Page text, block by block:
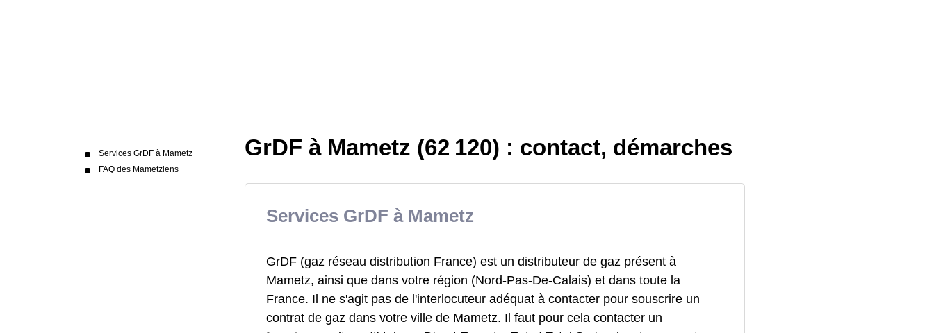
Services GrDF à Mametz
FAQ des Mametziens
GrDF à Mametz (62 120) : contact, démarches
Services GrDF à Mametz
GrDF (gaz réseau distribution France) est un distributeur de gaz présent à
Mametz, ainsi que dans votre région (Nord-Pas-De-Calais) et dans toute la
France. Il ne s'agit pas de l'interlocuteur adéquat à contacter pour souscrire un
contrat de gaz dans votre ville de Mametz. Il faut pour cela contacter un